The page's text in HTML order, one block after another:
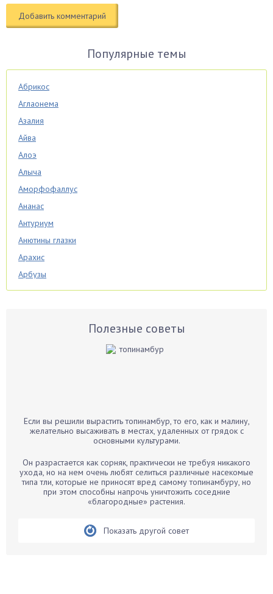
Популярные темы
Абрикос
Аглаонема
Азалия
Айва
Алоэ
Алыча
Аморфофаллус
Ананас
Антуриум
Анютины глазки
Арахис
Арбузы
Аспарагус
Бархатцы
Белые грибы
Бирючина
Бобовые
Полезные советы
Если вы решили вырастить топинамбур, то его, как и малину,
желательно высаживать в местах, удаленных от грядок с
основными культурами.
Он разрастается как сорняк, практически не требуя никакого
ухода, но на нем очень любят селиться различные насекомые
типа тли, которые не приносят вред самому топинамбуру, но
при этом способны напрочь уничтожить соседние
«благородные» растения.
Показать другой совет